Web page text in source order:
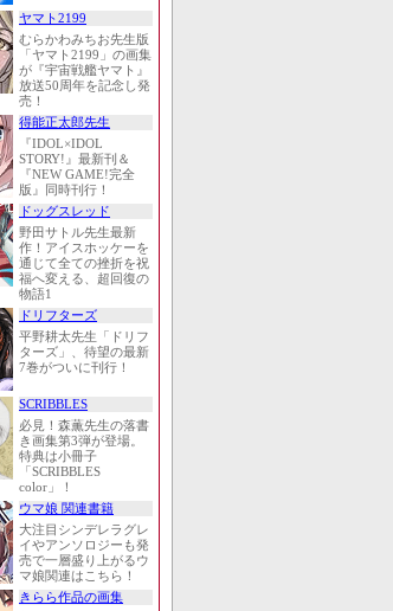
ヤマト2199
むらかわみちお先生版
「ヤマト2199」の画集
が『宇宙戦艦ヤマト』
放送50周年を記念し発
売！
得能正太郎先生
『IDOL×IDOL
STORY!』最新刊＆
『NEW GAME!完全
版』同時刊行！
ドッグスレッド
野田サトル先生最新
作！アイスホッケーを
通じて全ての挫折を祝
福へ変える、超回復の
物語1
ドリフターズ
平野耕太先生「ドリフ
ターズ」、待望の最新
7巻がついに刊行！
SCRIBBLES
必見！森薫先生の落書
き画集第3弾が登場。
特典は小冊子
「SCRIBBLES
color」！
ウマ娘 関連書籍
大注目シンデレラグレ
イやアンソロジーも発
売で一層盛り上がるウ
マ娘関連はこちら！
きらら作品の画集